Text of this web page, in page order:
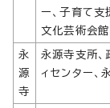
ー、子育て支
文化芸術会
永
源
寺
永源寺支所、
ィセンター、